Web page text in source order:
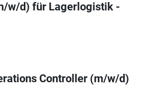
w/d) für Lagerlogistik -
Controller (m/w/d)